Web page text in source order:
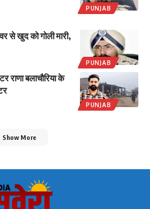
PUNJAB
PUNJAB
से खुद को गोली मारी,
PUNJAB
राणा बलाचौरिया के
Show More